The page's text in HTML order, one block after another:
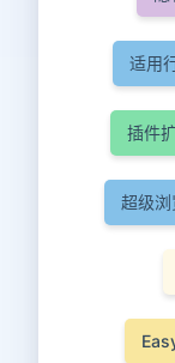
适用
插件
超级